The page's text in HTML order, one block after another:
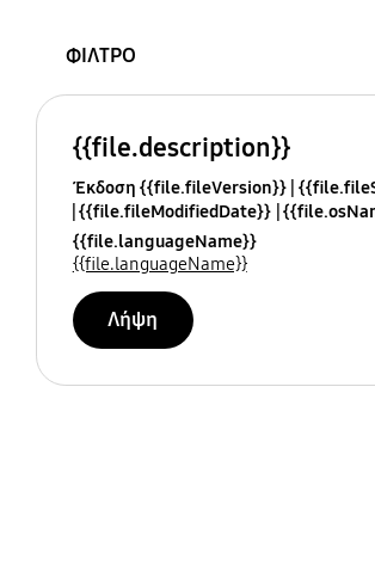
ΦΙΛΤΡΟ
{{file.description}}
Έκδοση {{file.fileVersion}}
{{file.fileModifiedDate}}
{{file.languageName}}
{{file.languageName}}
Λήψη